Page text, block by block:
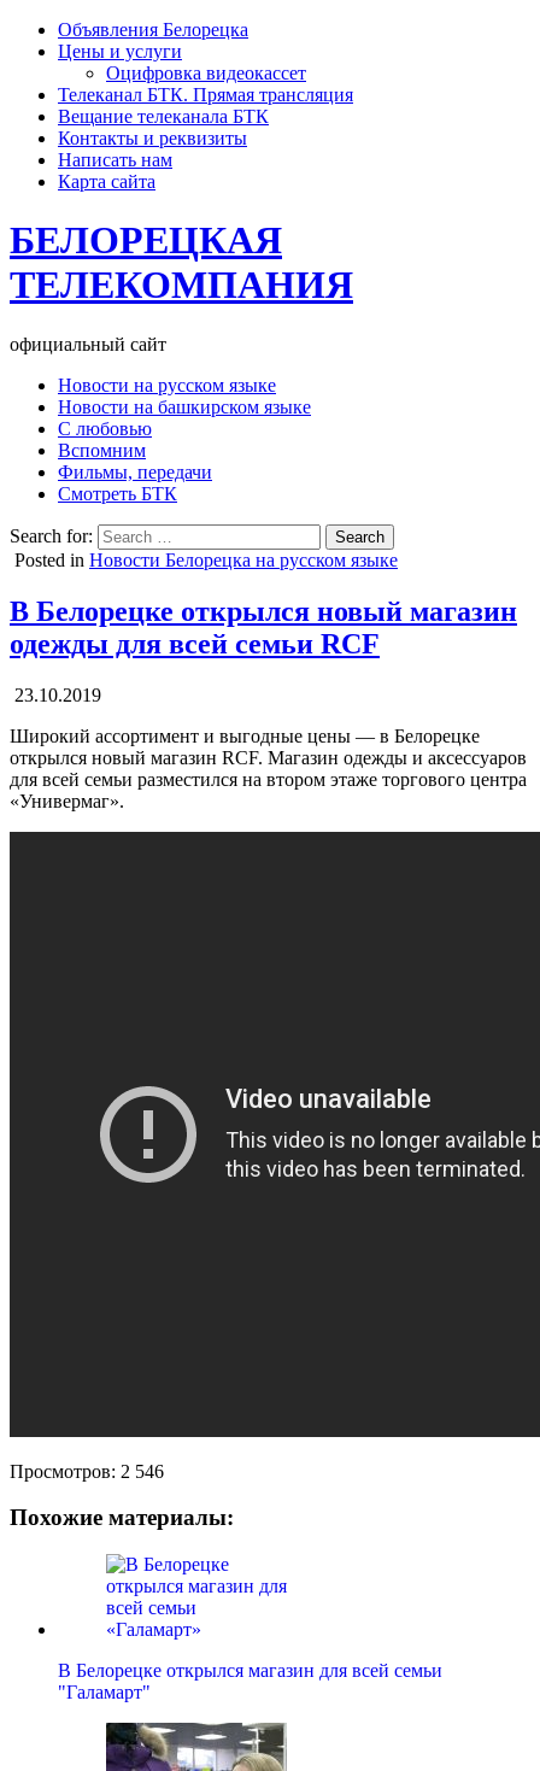
Объявления Белорецка
Цены и услуги
Оцифровка видеокассет
Телеканал БТК. Прямая трансляция
Вещание телеканала БТК
Контакты и реквизиты
Написать нам
Карта сайта
БЕЛОРЕЦКАЯ
ТЕЛЕКОМПАНИЯ
официальный сайт
Новости на русском языке
Новости на башкирском языке
С любовью
Вспомним
Фильмы, передачи
Смотреть БТК
Search for:
Posted in Новости Белорецка на русском языке
В Белорецке открылся новый магазин
одежды для всей семьи RCF
23.10.2019
Широкий ассортимент и выгодные цены — в Белорецке
открылся новый магазин RCF. Магазин одежды и аксессуаров
для всей семьи разместился на втором этаже торгового центра
«Универмаг».
Просмотров: 2 546
Похожие материалы:
В Белорецке открылся магазин для всей семьи
"Галамарт"